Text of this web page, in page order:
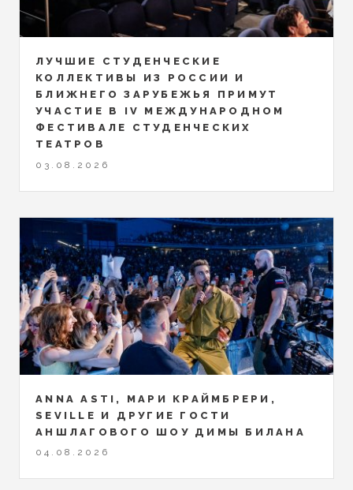
ЛУЧШИЕ СТУДЕНЧЕСКИЕ
КОЛЛЕКТИВЫ ИЗ РОССИИ И
БЛИЖНЕГО ЗАРУБЕЖЬЯ ПРИМУТ
УЧАСТИЕ В IV МЕЖДУНАРОДНОМ
ФЕСТИВАЛЕ СТУДЕНЧЕСКИХ
ТЕАТРОВ
03.08.2026
ANNA ASTI, МАРИ КРАЙМБРЕРИ,
SEVILLE И ДРУГИЕ ГОСТИ
АНШЛАГОВОГО ШОУ ДИМЫ БИЛАНА
04.08.2026